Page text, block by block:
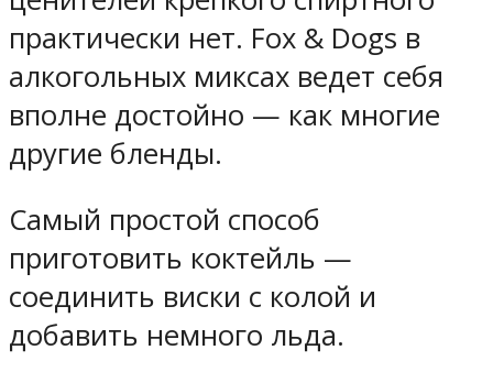
практически нет. Fox & Dogs в
алкогольных миксах ведет себя
вполне достойно — как многие
другие бленды.
Самый простой способ
приготовить коктейль —
соединить виски с колой и
добавить немного льда.